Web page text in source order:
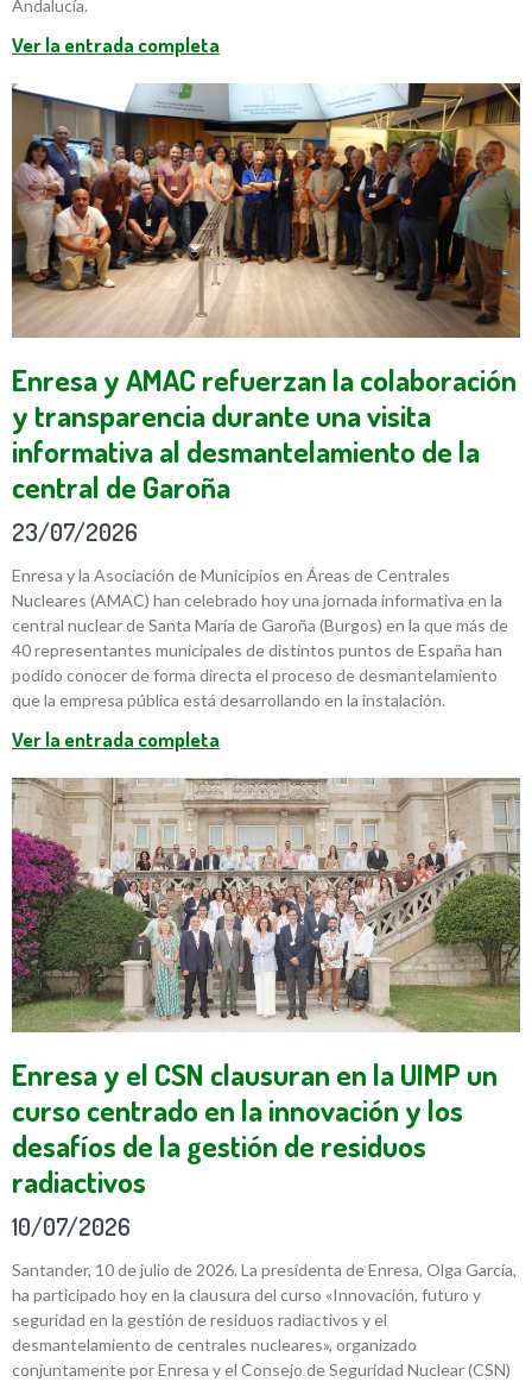
Andalucía.
Ver la entrada completa
Enresa y AMAC refuerzan la colaboración
y transparencia durante una visita
informativa al desmantelamiento de la
central de Garoña
23/07/2026
Enresa y la Asociación de Municipios en Áreas de Centrales
Nucleares (AMAC) han celebrado hoy una jornada informativa en la
central nuclear de Santa María de Garoña (Burgos) en la que más de
40 representantes municipales de distintos puntos de España han
podido conocer de forma directa el proceso de desmantelamiento
que la empresa pública está desarrollando en la instalación.
Ver la entrada completa
Enresa y el CSN clausuran en la UIMP un
curso centrado en la innovación y los
desafíos de la gestión de residuos
radiactivos
10/07/2026
Santander, 10 de julio de 2026. La presidenta de Enresa, Olga García,
ha participado hoy en la clausura del curso «Innovación, futuro y
seguridad en la gestión de residuos radiactivos y el
desmantelamiento de centrales nucleares», organizado
conjuntamente por Enresa y el Consejo de Seguridad Nuclear (CSN)